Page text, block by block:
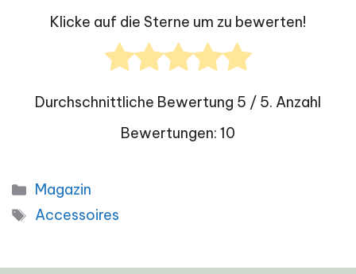
Klicke auf die Sterne um zu bewerten!
Durchschnittliche Bewertung 5 / 5. Anzahl
Bewertungen: 10
Kategorien
Magazin
Schlagwörter
Accessoires